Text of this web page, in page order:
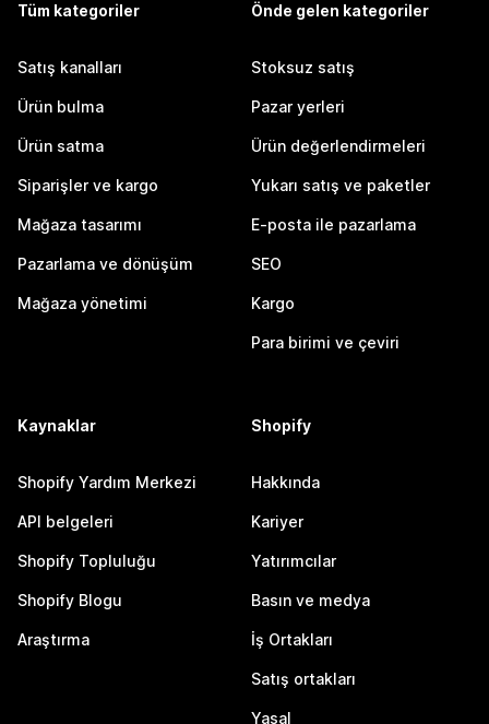
Tüm kategoriler
Satış kanalları
Ürün bulma
Ürün satma
Siparişler ve kargo
Mağaza tasarımı
Pazarlama ve dönüşüm
Mağaza yönetimi
Önde gelen kategoriler
Stoksuz satış
Pazar yerleri
Ürün değerlendirmeleri
Yukarı satış ve paketler
E-posta ile pazarlama
SEO
Kargo
Para birimi ve çeviri
Kaynaklar
Shopify Yardım Merkezi
API belgeleri
Shopify Topluluğu
Shopify Blogu
Araştırma
Shopify
Hakkında
Kariyer
Yatırımcılar
Basın ve medya
İş Ortakları
Satış ortakları
Yasal